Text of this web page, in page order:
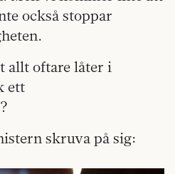
också stoppar
allt oftare låter i
ett
skruva på sig: